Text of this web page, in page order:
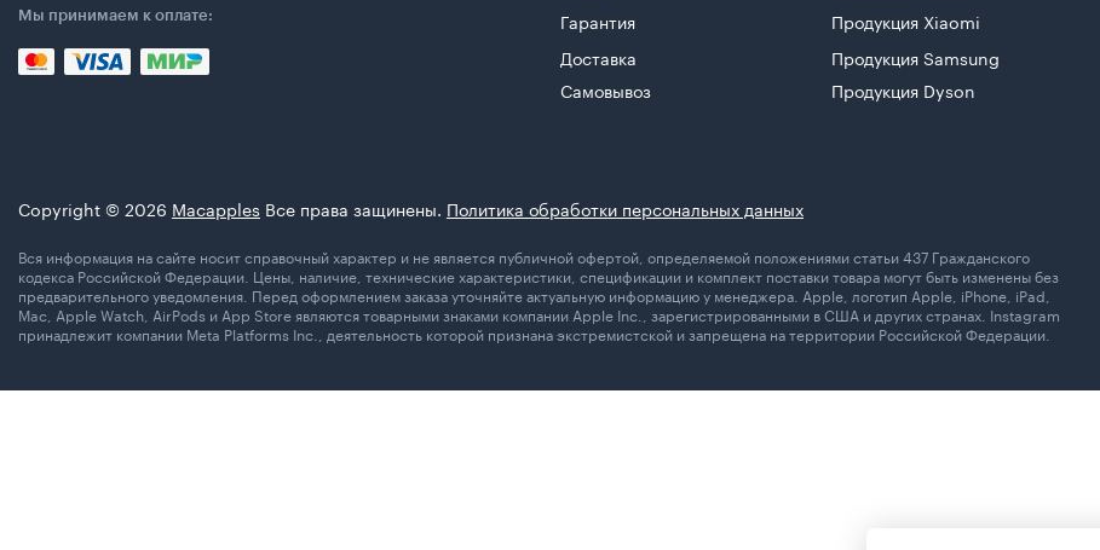
Мы принимаем к оплате:
Гарантия
Доставка
Самовывоз
Продукция Xiaomi
Продукция Samsung
Продукция Dyson
Copyright © 2026 Macapples Все права защинены. Политика обработки персональных данных
Вся информация на сайте носит справочный характер и не является публичной офертой, определяемой положениями статьи 437 Гражданского
кодекса Российской Федерации. Цены, наличие, технические характеристики, спецификации и комплект поставки товара могут быть изменены без
предварительного уведомления. Перед оформлением заказа уточняйте актуальную информацию у менеджера. Apple, логотип Apple, iPhone, iPad,
Mac, Apple Watch, AirPods и App Store являются товарными знаками компании Apple Inc., зарегистрированными в США и других странах. Instagram
принадлежит компании Meta Platforms Inc., деятельность которой признана экстремистской и запрещена на территории Российской Федерации.